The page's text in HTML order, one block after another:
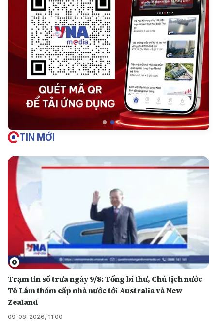
TIN MỚI
Trạm tin số trưa ngày 9/8: Tổng bí thư, Chủ tịch nước
Tô Lâm thăm cấp nhà nước tới Australia và New
Zealand
09-08-2026, 11:00